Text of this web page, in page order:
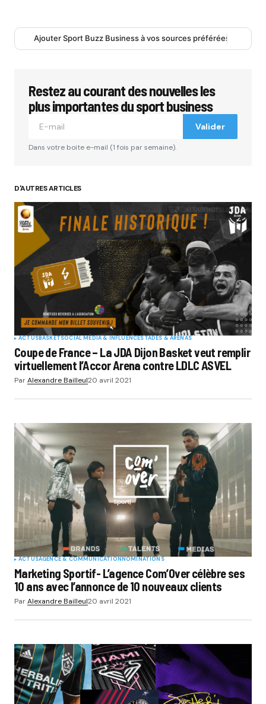
Ajouter Sport Buzz Business à vos sources préférées
Restez au courant des nouvelles les
plus importantes du sport business
Valider
Dans votre boite e-mail (1 fois par semaine).
D'AUTRES ARTICLES
ACTUSBASKETSOCIAL MÉDIA & INFLUENCESTADES & ARENAS
Coupe de France – La JDA Dijon Basket veut remplir
virtuellement l’Accor Arena contre LDLC ASVEL
ParAlexandre Bailleul20 avril 2021
ACTUSAGENCE & COMMUNICATIONNOMINATIONS
Marketing Sportif- L’agence Com’Over célèbre ses
10 ans avec l’annonce de 10 nouveaux clients
ParAlexandre Bailleul20 avril 2021